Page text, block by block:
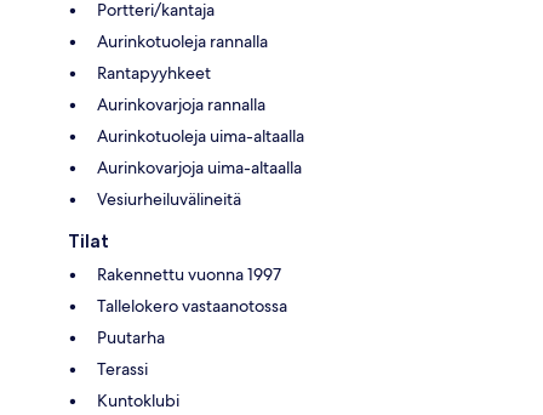
Portteri/kantaja
Aurinkotuoleja rannalla
Rantapyyhkeet
Aurinkovarjoja rannalla
Aurinkotuoleja uima-altaalla
Aurinkovarjoja uima-altaalla
Vesiurheiluvälineitä
Tilat
Rakennettu vuonna 1997
Tallelokero vastaanotossa
Puutarha
Terassi
Kuntoklubi